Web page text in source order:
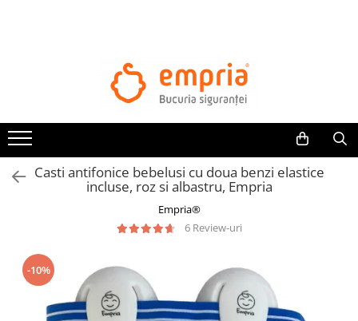
Bariere protectie pentru pat
Protectii mobilier
Banda protectie mobila copii
Protectie colturi mobila copii
Sigurante geamuri si usi glisante
Kituri de siguranta pentru copii si
bebelusi
Casti antifonice bebelusi cu doua benzi elastice
incluse, roz si albastru, Empria
Empria®
6 Review-uri
-10%